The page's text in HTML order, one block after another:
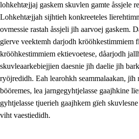
lohkehtæjjaj gaskem skuvlen gamte åssjele
Lohkehtæjjah sijhtieh konkreeteles
ovmessie rastah åssjeli jïh aarvoej gaskem.
gïerve veektemh darjodh krööhkestimmiem
krööhkestimmiem ektievoetese, dåarjodh
skuvleaarkebiejjien daesnie jïh daelie jïh
ryöjredidh. Eah learohkh seammalaakan, jïh
bööremes, lea jarngegyhtjelasse gaajhkine
gyhtjelasse tjuerieh gaajhkem gïeh
viht vaestiedidh.